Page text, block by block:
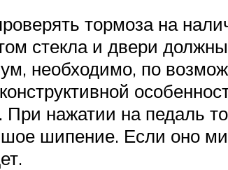
тормоза на
стекла и двери
необходимо, по
нажатии на педаль
шипение. Если оно